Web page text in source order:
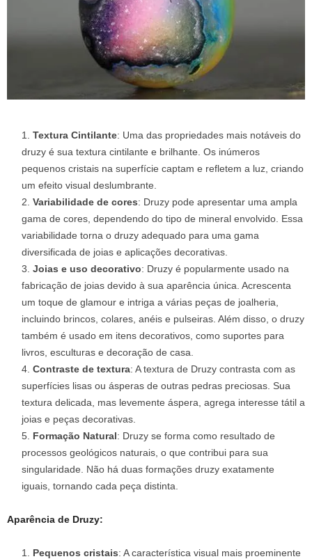
Textura Cintilante: Uma das propriedades mais notáveis ​​do
druzy é sua textura cintilante e brilhante. Os inúmeros
pequenos cristais na superfície captam e refletem a luz, criando
um efeito visual deslumbrante.
Variabilidade de cores: Druzy pode apresentar uma ampla
gama de cores, dependendo do tipo de mineral envolvido. Essa
variabilidade torna o druzy adequado para uma gama
diversificada de joias e aplicações decorativas.
Joias e uso decorativo: Druzy é popularmente usado na
fabricação de joias devido à sua aparência única. Acrescenta
um toque de glamour e intriga a várias peças de joalheria,
incluindo brincos, colares, anéis e pulseiras. Além disso, o druzy
também é usado em itens decorativos, como suportes para
livros, esculturas e decoração de casa.
Contraste de textura: A textura de Druzy contrasta com as
superfícies lisas ou ásperas de outras pedras preciosas. Sua
textura delicada, mas levemente áspera, agrega interesse tátil a
joias e peças decorativas.
Formação Natural: Druzy se forma como resultado de
processos geológicos naturais, o que contribui para sua
singularidade. Não há duas formações druzy exatamente
iguais, tornando cada peça distinta.
Aparência de Druzy:
Pequenos cristais: A característica visual mais proeminente